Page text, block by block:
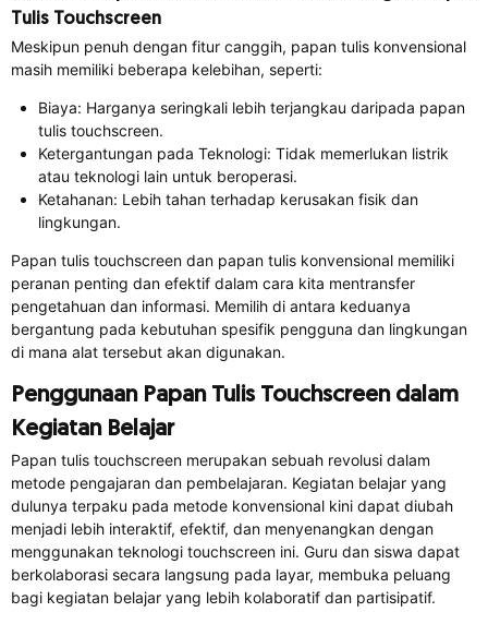
Tulis Touchscreen
Meskipun penuh dengan fitur canggih, papan tulis konvensional
masih memiliki beberapa kelebihan, seperti:
Biaya: Harganya seringkali lebih terjangkau daripada papan
tulis touchscreen.
Ketergantungan pada Teknologi: Tidak memerlukan listrik
atau teknologi lain untuk beroperasi.
Ketahanan: Lebih tahan terhadap kerusakan fisik dan
lingkungan.
Papan tulis touchscreen dan papan tulis konvensional memiliki
peranan penting dan efektif dalam cara kita mentransfer
pengetahuan dan informasi. Memilih di antara keduanya
bergantung pada kebutuhan spesifik pengguna dan lingkungan
di mana alat tersebut akan digunakan.
Penggunaan Papan Tulis Touchscreen dalam
Kegiatan Belajar
Papan tulis touchscreen merupakan sebuah revolusi dalam
metode pengajaran dan pembelajaran. Kegiatan belajar yang
dulunya terpaku pada metode konvensional kini dapat diubah
menjadi lebih interaktif, efektif, dan menyenangkan dengan
menggunakan teknologi touchscreen ini. Guru dan siswa dapat
berkolaborasi secara langsung pada layar, membuka peluang
bagi kegiatan belajar yang lebih kolaboratif dan partisipatif.